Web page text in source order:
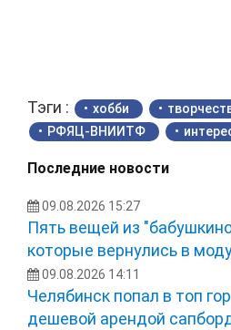
Тэги : хобби
РФЯЦ-ВНИИТФ
Последние новости
09.08.2026 15:27
Пять вещей из
которые вернулись в
09.08.2026 14:11
Челябинск попал в топ
дешевой арендой